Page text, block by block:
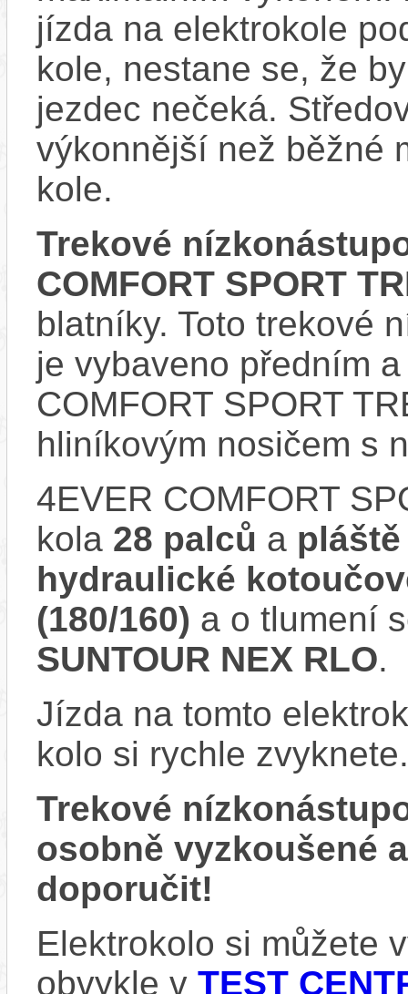
jízda na elektrokole
kole, nestane se, že
jezdec nečeká.
výkonnější než běžné
kole.
Trekové
COMFORT SPORT
blatníky. Toto trekové
je vybaveno předním
COMFORT SPORT
hliníkovým nosičem s
4EVER COMFORT
kola 28 palců a pláště
hydraulické
(180/160) a o tlumení
SUNTOUR NEX RLO.
Jízda na tomto
kolo si rychle zvyknete.
Trekové
osobně vyzkoušené
doporučit!
Elektrokolo si můžete
obvykle v TEST